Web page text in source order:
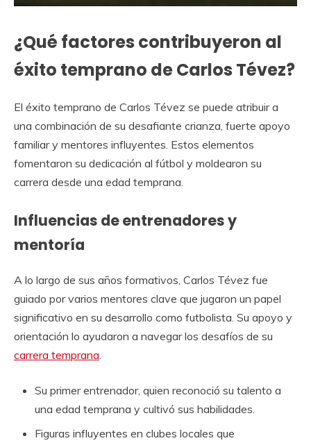
¿Qué factores contribuyeron al
éxito temprano de Carlos Tévez?
El éxito temprano de Carlos Tévez se puede atribuir a
una combinación de su desafiante crianza, fuerte apoyo
familiar y mentores influyentes. Estos elementos
fomentaron su dedicación al fútbol y moldearon su
carrera desde una edad temprana.
Influencias de entrenadores y
mentoría
A lo largo de sus años formativos, Carlos Tévez fue
guiado por varios mentores clave que jugaron un papel
significativo en su desarrollo como futbolista. Su apoyo y
orientación lo ayudaron a navegar los desafíos de su
carrera temprana.
Su primer entrenador, quien reconoció su talento a
una edad temprana y cultivó sus habilidades.
Figuras influyentes en clubes locales que